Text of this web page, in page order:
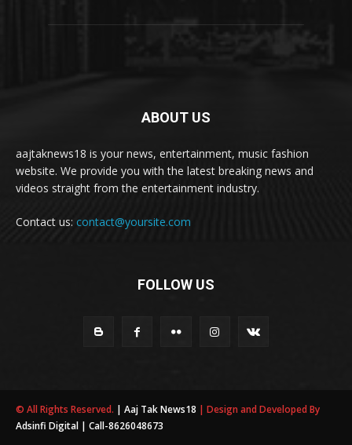
ABOUT US
aajtaknews18 is your news, entertainment, music fashion
website. We provide you with the latest breaking news and
videos straight from the entertainment industry.
Contact us: contact@yoursite.com
FOLLOW US
© All Rights Reserved. | Aaj Tak News18 | Design and Developed By
Adsinfi Digital | Call-8626048673